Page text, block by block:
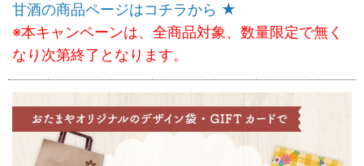
甘酒の商品ページはコチラから ★
※本キャンペーンは、全商品対象、数量限定で無く
なり次第終了となります。